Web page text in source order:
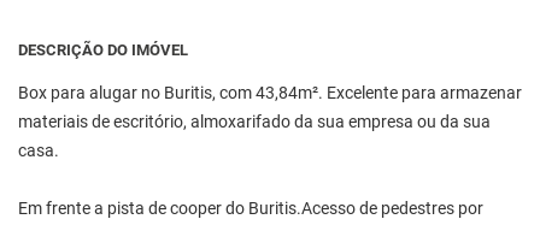
DESCRIÇÃO DO IMÓVEL
Box para alugar no Buritis, com 43,84m². Excelente para armazenar
materiais de escritório, almoxarifado da sua empresa ou da sua
casa.
Em frente a pista de cooper do Buritis.Acesso de pedestres por